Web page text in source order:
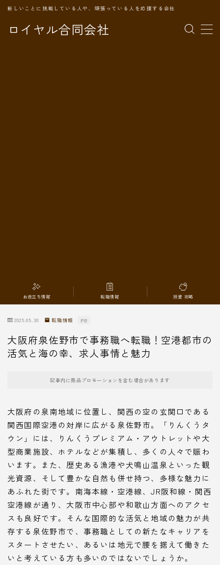
ロイヤル合同会社
新しいことに挑戦している人や、頑張っている人を応援する会社
MENU
お役立ち情報 転職情報 投資 攻略
2025.05.30 転職情報 PR
大阪府泉佐野市で事務職へ転職！空港都市の
活気と海の幸、求人事情と魅力
記事内に商品プロモーションを含む場合があります
大阪府の泉南地域に位置し、関西の空の玄関口である
関西国際空港の対岸に広がる泉佐野市。「りんくうタ
ウン」には、りんくうプレミアム・アウトレットや大
型商業施設、ホテルなどが集積し、多くの人々で賑わ
います。また、歴史ある漁港や犬鳴山温泉といった観
光資源、そして豊かな自然も併せ持つ、多様な魅力に
あふれた街です。南海本線・空港線、JR阪和線・関西
空港線が通り、大阪市中心部や和歌山方面へのアクセ
スも良好です。そんな国際的な活気と地域の魅力が共
存する泉佐野市で、事務職としての新たなキャリアを
スタートさせたい、あるいは地元で腰を据えて働きた
いと考えている方も多いのではないでしょうか。